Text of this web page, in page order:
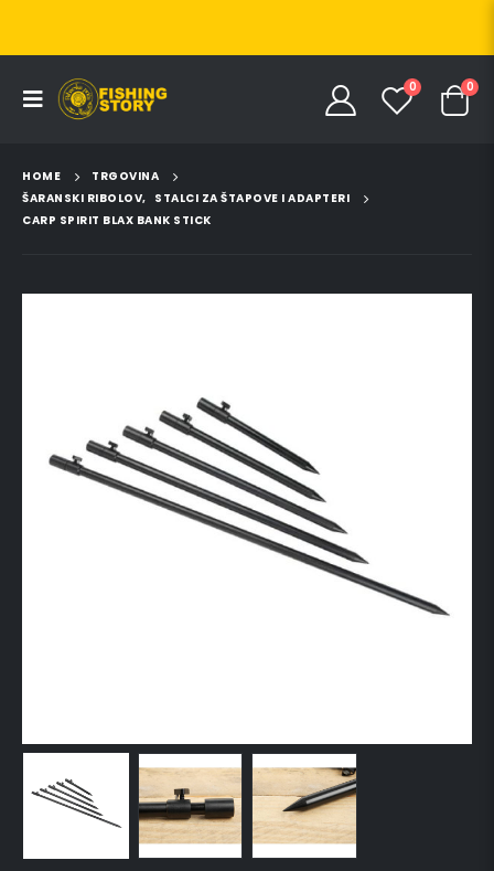
0 0
HOME
TRGOVINA
ŠARANSKI RIBOLOV, STALCI ZA ŠTAPOVE I ADAPTERI
CARP SPIRIT BLAX BANK STICK